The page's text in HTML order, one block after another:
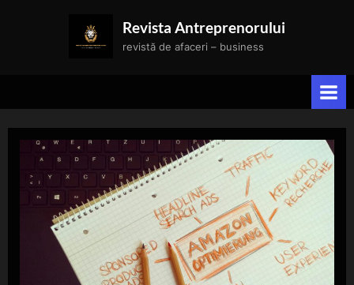
Revista Antreprenorului
revistă de afaceri – business